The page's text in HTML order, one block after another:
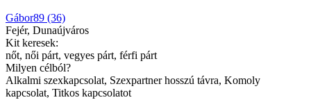
Gábor89 (36)
Fejér, Dunaújváros
Kit keresek:
nőt, női párt, vegyes párt, férfi párt
Milyen célból?
Alkalmi szexkapcsolat, Szexpartner hosszú távra, Komoly
kapcsolat, Titkos kapcsolatot